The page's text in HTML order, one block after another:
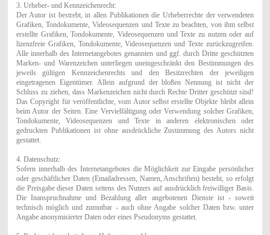
3. Urheber- und Kennzeichenrecht:
Der Autor ist bestrebt, in allen Publikationen die Urheberrechte der verwendeten
Grafiken, Tondokumente, Videosequenzen und Texte zu beachten, von ihm selbst
erstellte Grafiken, Tondokumente, Videosequenzen und Texte zu nutzen oder auf
lizenzfreie Grafiken, Tondokumente, Videosequenzen und Texte zurückzugreifen.
Alle innerhalb des Internetangebotes genannten und ggf. durch Dritte geschützten
Marken- und Warenzeichen unterliegen uneingeschränkt den Bestimmungen des
jeweils gültigen Kennzeichenrechts und den Besitzrechten der jeweiligen
eingetragenen Eigentümer. Allein aufgrund der bloßen Nennung ist nicht der
Schluss zu ziehen, dass Markenzeichen nicht durch Rechte Dritter geschützt sind!
Das Copyright für veröffentlichte, vom Autor selbst erstellte Objekte bleibt allein
beim Autor der Seiten. Eine Vervielfältigung oder Verwendung solcher Grafiken,
Tondokumente, Videosequenzen und Texte in anderen elektronischen oder
gedruckten Publikationen ist ohne ausdrückliche Zustimmung des Autors nicht
gestattet.
4. Datenschutz:
Sofern innerhalb des Internetangebotes die Möglichkeit zur Eingabe persönlicher
oder geschäftlicher Daten (Emailadressen, Namen, Anschriften) besteht, so erfolgt
die Preisgabe dieser Daten seitens des Nutzers auf ausdrücklich freiwilliger Basis.
Die Inanspruchnahme und Bezahlung aller angebotenen Dienste ist - soweit
technisch möglich und zumutbar - auch ohne Angabe solcher Daten bzw. unter
Angabe anonymisierter Daten oder eines Pseudonyms gestattet.